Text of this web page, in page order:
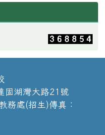
固湖灣大路21號
處(招生)傳真：